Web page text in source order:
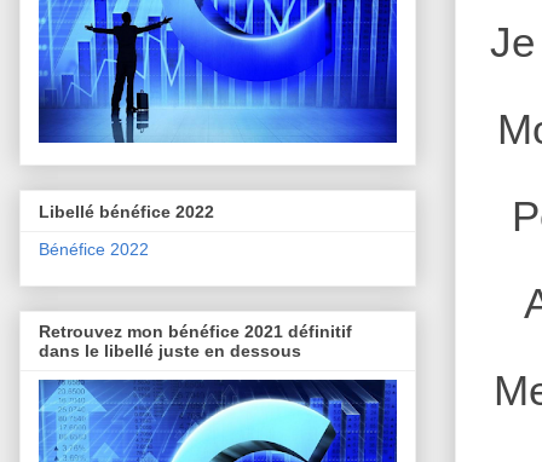
Libellé bénéfice 2022
Bénéfice 2022
Retrouvez mon bénéfice 2021 définitif
dans le libellé juste en dessous